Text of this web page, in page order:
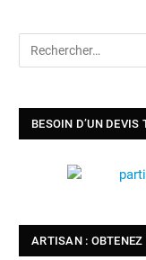
BESOIN D’UN DEVIS
ARTISAN : OBTENEZ